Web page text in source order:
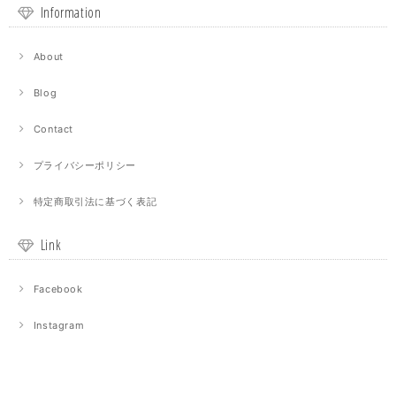
Information
About
Blog
Contact
プライバシーポリシー
特定商取引法に基づく表記
Link
Facebook
Instagram